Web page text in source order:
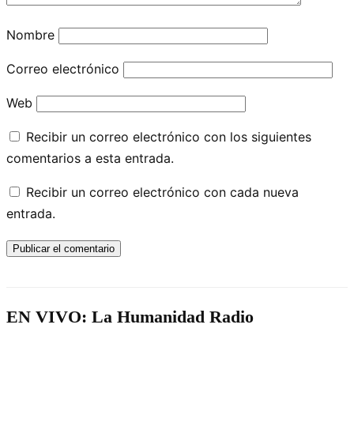
Nombre
Correo electrónico
Web
Recibir un correo electrónico con los siguientes
comentarios a esta entrada.
Recibir un correo electrónico con cada nueva
entrada.
EN VIVO: La Humanidad Radio